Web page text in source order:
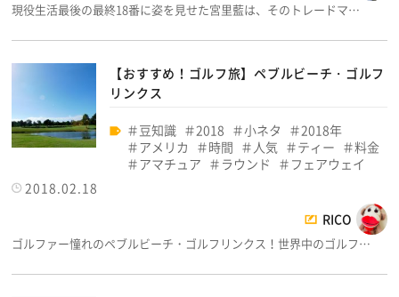
現役生活最後の最終18番に姿を見せた宮里藍は、そのトレードマ…
【おすすめ！ゴルフ旅】ペブルビーチ・ゴルフ
リンクス
豆知識 2018 小ネタ
2018年
アメリカ
時間 人気 ティー
料金
アマチュア
ラウンド
フェアウェイ
2018.02.18
RICO
ゴルファー憧れのペブルビーチ・ゴルフリンクス！世界中のゴルフ…